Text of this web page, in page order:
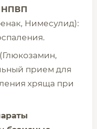
НПВП
Нимесулид):
(Глюкозамин,
прием для
хряща при